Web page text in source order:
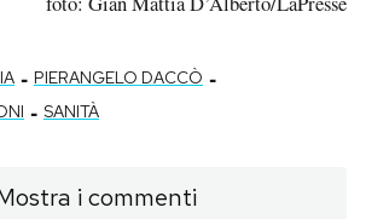
- PIERANGELO DACCÒ -
- SANITÀ
i commenti